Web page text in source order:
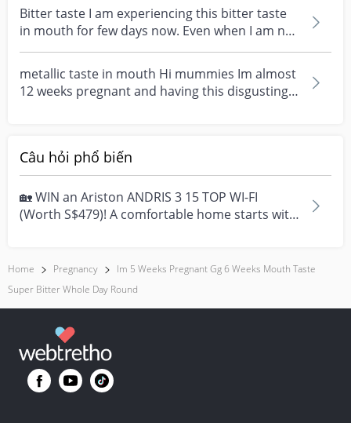
Bitter taste I am experiencing this bitter taste
in mouth for few days now. Even when I am not
eatin...
metallic taste in mouth Hi mummies Im almost
12 weeks pregnant and having this disgusting
Câu hỏi phổ biến
🏡 WIN an Ariston ANDRIS 3 15 TOP WI-FI
(Worth S$479)! A comfortable home starts with
Home Pregnancy
Im 5 Weeks Pregnant Gg 6 Weeks Mouth Taste
Super Bitter Whole Day Round